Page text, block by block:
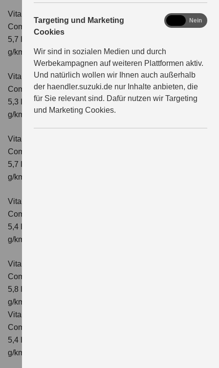
Targeting und Marketing
Cookies
Wir sind in sozialen Medien und durch
Werbekampagnen auf weiteren Plattformen aktiv.
Und natürlich wollen wir Ihnen auch außerhalb
der haendler.suzuki.de nur Inhalte anbieten, die
für Sie relevant sind. Dafür nutzen wir Targeting
und Marketing Cookies.
marketing
Nein
Vitara 1.4 BOOSTERJET HYBRID AT
Comfort
Verbrauchswerte: kombinierter Energieverbrauch
5,7 l/100 km; kombinierter Wert der CO₂-Emission: 129
g/km; CO₂-Klasse: D
Vitara 1.4 BOOSTERJET HYBRID
Comfort+Verbrauchswerte: kombinierter Energieverbrauch
5,3 l/100km; kombinierter Wert der CO₂-Emission: 120
g/km; CO₂-Klasse: D
Vitara 1.4 BOOSTERJET HYBRID AT
Comfort+
5,7 l/100km; kombinierter Wert der CO₂-Emission: 130
g/km; CO₂-Klasse: D
Vitara 1.4 BOOSTERJET HYBRID ALLGRIP
Comfort
5,4 l/100km; kombinierter Wert der CO₂-Emission: 129
g/km; CO₂-Klasse: D
Vitara 1.4 BOOSTERJET HYBRID ALLGRIP AT
Comfort
5,8 l/100 km; kombinierter Wert der CO₂-Emission: 137
g/km; CO₂-Klasse: E
Vitara 1.4 BOOSTERJET HYBRID ALLGRIP
Comfort+ Verbrauchswerte: kombinierter Energieverbrauch
5,4 l/100km; kombinierter Wert der CO₂-Emission: 129
g/km; CO₂-Klasse: D